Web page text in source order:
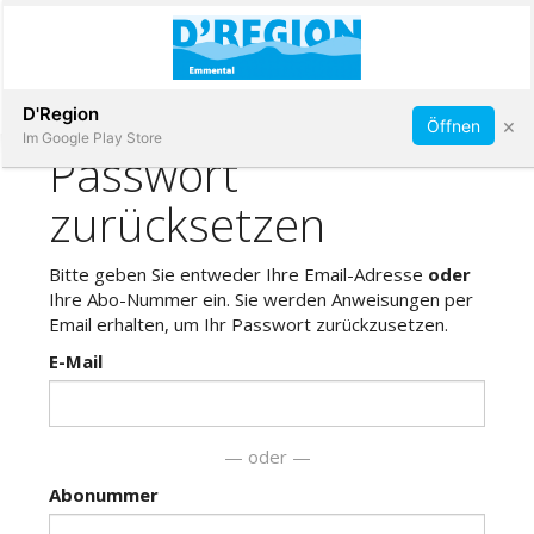
Immobilien
Veranstaltungen
Stellen
Abonnieren
D'Region
Im Google Play Store
Öffnen ×